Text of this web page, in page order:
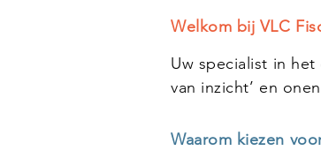
Welkom bij VLC
Uw specialist in
van inzicht’ en
Waarom kiezen